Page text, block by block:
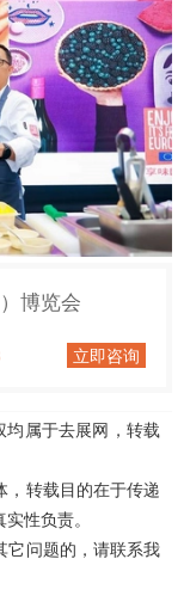
博览会
立即咨询
均属于去展网，转载
，转载目的在于传递
性负责。
它问题的，请联系我